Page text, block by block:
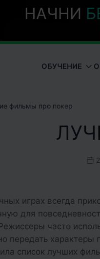
НАЧНИ
ОБУЧЕНИЕ
фильмы про покер
играх всегда
для
часто
передать
список лучших